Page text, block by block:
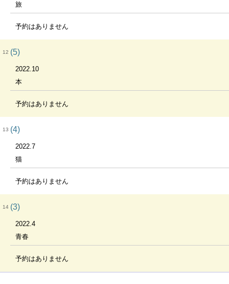
旅
予約はありません
12 (5)
2022.10
本
予約はありません
13 (4)
2022.7
猫
予約はありません
14 (3)
2022.4
青春
予約はありません